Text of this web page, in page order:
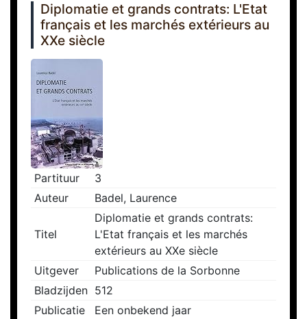
Diplomatie et grands contrats: L'Etat
français et les marchés extérieurs au
XXe siècle
Partituur
3
Auteur
Badel, Laurence
Titel
Diplomatie et grands contrats:
L'Etat français et les marchés
extérieurs au XXe siècle
Uitgever
Publications de la Sorbonne
Bladzijden 512
Publicatie
Een onbekend jaar